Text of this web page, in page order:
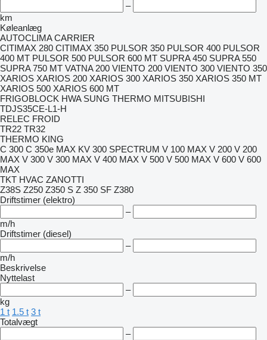
–
km
Køleanlæg
AUTOCLIMA CARRIER
CITIMAX 280 CITIMAX 350 PULSOR 350 PULSOR 400 PULSOR
400 MT PULSOR 500 PULSOR 600 MT SUPRA 450 SUPRA 550
SUPRA 750 MT VATNA 200 VIENTO 200 VIENTO 300 VIENTO 350
XARIOS XARIOS 200 XARIOS 300 XARIOS 350 XARIOS 350 MT
XARIOS 500 XARIOS 600 MT
FRIGOBLOCK HWA SUNG THERMO MITSUBISHI
TDJS35CE-L1-H
RELEC FROID
TR22 TR32
THERMO KING
C 300 C 350e MAX KV 300 SPECTRUM V 100 MAX V 200 V 200
MAX V 300 V 300 MAX V 400 MAX V 500 V 500 MAX V 600 V 600
MAX
TKT HVAC ZANOTTI
Z38S Z250 Z350 S Z 350 SF Z380
Driftstimer (elektro)
–
m/h
Driftstimer (diesel)
–
m/h
Beskrivelse
Nyttelast
–
kg
1 t 1.5 t 3 t
Totalvægt
–